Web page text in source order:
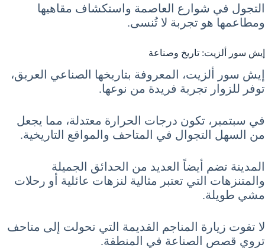
التجول في شوارع العاصمة واستكشاف مقاهيها
ومطاعمها هو تجربة لا تُنسى.
إيش سور ألزيت: تاريخ وصناعة
إيش سور ألزيت، المعروفة بتاريخها الصناعي العريق،
توفر للزوار تجربة فريدة من نوعها.
في سبتمبر، تكون درجات الحرارة معتدلة، مما يجعل
من السهل التجوال في المتاحف والمواقع التاريخية.
المدينة تضم أيضاً العديد من الحدائق الجميلة
والمتنزهات التي تعتبر مثالية لنزهات عائلية أو رحلات
مشي طويلة.
لا تفوت زيارة المناجم القديمة التي تحولت إلى متاحف
تروي قصص الصناعة في المنطقة.